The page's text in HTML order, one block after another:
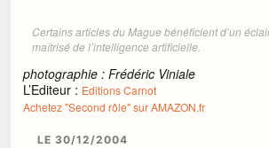
Certains articles du Mague bénéficient d’un
maîtrisé de l’intelligence artificielle.
photographie : Frédéric Viniale
L’Editeur : Editions Carnot
Achetez "Second rôle" sur AMAZON.fr
LE 30/12/2004